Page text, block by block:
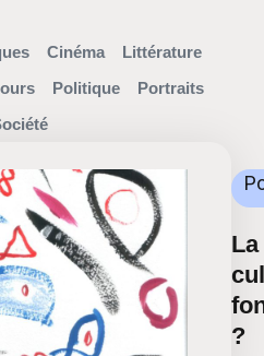
Cinéma
Littérature
Politique
Portraits
?